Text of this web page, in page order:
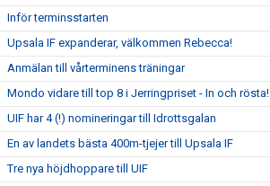
Inför terminsstarten
Upsala IF expanderar, välkommen Rebecca!
Anmälan till vårterminens träningar
Mondo vidare till top 8 i Jerringpriset - In och rösta!
UIF har 4 (!) nomineringar till Idrottsgalan
En av landets bästa 400m-tjejer till Upsala IF
Tre nya höjdhoppare till UIF